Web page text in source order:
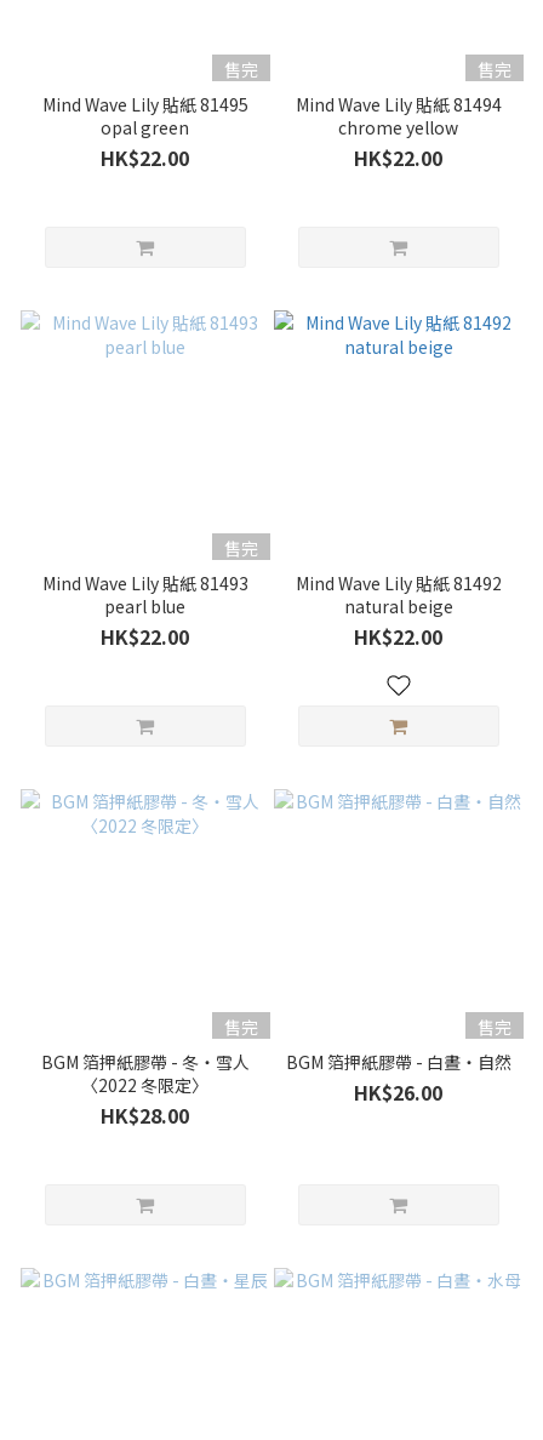
售完
Mind Wave Lily 貼紙 81495
opal green
HK$22.00
售完
Mind Wave Lily 貼紙 81494
chrome yellow
HK$22.00
售完
Mind Wave Lily 貼紙 81493
pearl blue
HK$22.00
Mind Wave Lily 貼紙 81492
natural beige
HK$22.00
售完
BGM 箔押紙膠帶 - 冬・雪人
〈2022 冬限定〉
HK$28.00
售完
BGM 箔押紙膠帶 - 白晝・自然
HK$26.00